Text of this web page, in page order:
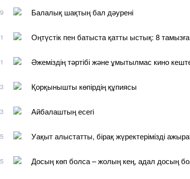
Балалық шақтың бал дәурені
Оңтүстік пен батыста қатты ыстық: 8
Әжеміздің тәртібі және ұмытылмас кино
Қорқынышты көпірдің құпиясы
Айбалаштың есегі
Уақыт алыстатты, бірақ жүректерімізді
Досың көп болса – жолың кең, адал досың